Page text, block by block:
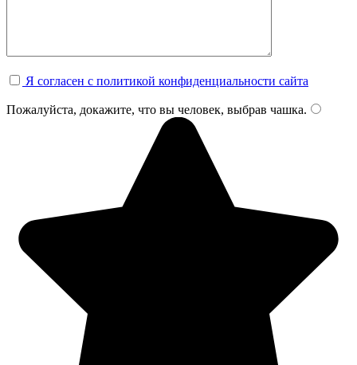
Я согласен с политикой конфиденциальности сайта
Пожалуйста, докажите, что вы человек, выбрав чашка.